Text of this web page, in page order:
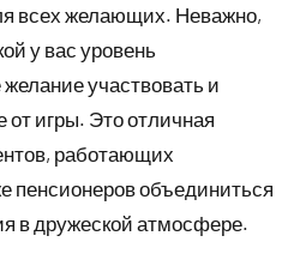
всех желающих. Неважно,
у вас уровень
участвовать и
от игры. Это отличная
работающих
пенсионеров объединиться
в дружеской атмосфере.